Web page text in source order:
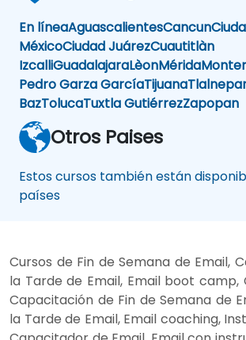
En líneaAguascalientesCancun
MéxicoCiudad JuárezCuautitlàn
IzcalliGuadalajaraLèonMérida
Pedro Garza GarcíaTijuana
BazTolucaTuxtla GutiérrezZapopan
Otros Paises
Estos cursos también están
países
Cursos de Fin de Semana de Email,
la Tarde de Email, Email boot camp,
Capacitación de Fin de Semana de
la Tarde de Email, Email coaching,